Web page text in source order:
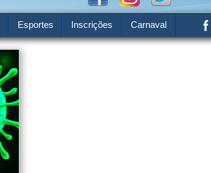
Esportes Inscrições Carnaval